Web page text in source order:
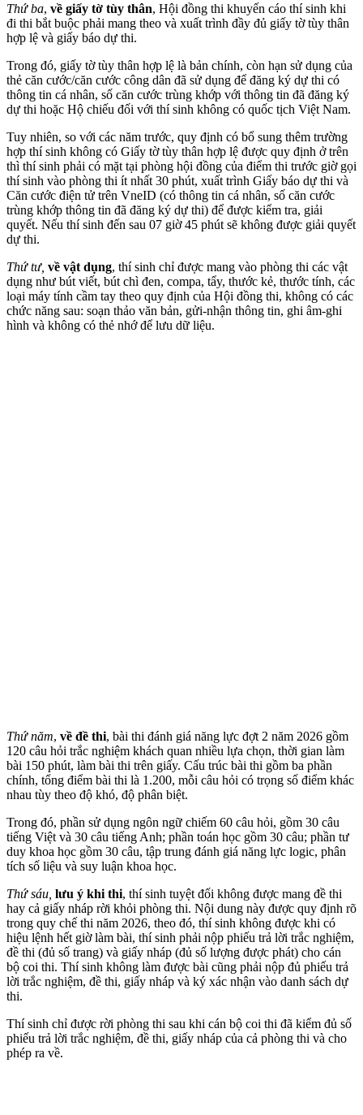
Thứ ba, về giấy tờ tùy thân, Hội đồng thi khuyến cáo thí sinh khi
đi thi bắt buộc phải mang theo và xuất trình đầy đủ giấy tờ tùy thân
hợp lệ và giấy báo dự thi.
Trong đó, giấy tờ tùy thân hợp lệ là bản chính, còn hạn sử dụng của
thẻ căn cước/căn cước công dân đã sử dụng để đăng ký dự thi có
thông tin cá nhân, số căn cước trùng khớp với thông tin đã đăng ký
dự thi hoặc Hộ chiếu đối với thí sinh không có quốc tịch Việt Nam.
Tuy nhiên, so với các năm trước, quy định có bổ sung thêm trường
hợp thí sinh không có Giấy tờ tùy thân hợp lệ được quy định ở trên
thì thí sinh phải có mặt tại phòng hội đồng của điểm thi trước giờ gọi
thí sinh vào phòng thi ít nhất 30 phút, xuất trình Giấy báo dự thi và
Căn cước điện tử trên VneID (có thông tin cá nhân, số căn cước
trùng khớp thông tin đã đăng ký dự thi) để được kiểm tra, giải
quyết. Nếu thí sinh đến sau 07 giờ 45 phút sẽ không được giải quyết
dự thi.
Thứ tư, về vật dụng, thí sinh chỉ được mang vào phòng thi các vật
dụng như bút viết, bút chì đen, compa, tẩy, thước kẻ, thước tính, các
loại máy tính cầm tay theo quy định của Hội đồng thi, không có các
chức năng sau: soạn thảo văn bản, gửi-nhận thông tin, ghi âm-ghi
hình và không có thẻ nhớ để lưu dữ liệu.
Thứ năm, về đề thi, bài thi đánh giá năng lực đợt 2 năm 2026 gồm
120 câu hỏi trắc nghiệm khách quan nhiều lựa chọn, thời gian làm
bài 150 phút, làm bài thi trên giấy. Cấu trúc bài thi gồm ba phần
chính, tổng điểm bài thi là 1.200, mỗi câu hỏi có trọng số điểm khác
nhau tùy theo độ khó, độ phân biệt.
Trong đó, phần sử dụng ngôn ngữ chiếm 60 câu hỏi, gồm 30 câu
tiếng Việt và 30 câu tiếng Anh; phần toán học gồm 30 câu; phần tư
duy khoa học gồm 30 câu, tập trung đánh giá năng lực logic, phân
tích số liệu và suy luận khoa học.
Thứ sáu, lưu ý khi thi, thí sinh tuyệt đối không được mang đề thi
hay cả giấy nháp rời khỏi phòng thi. Nội dung này được quy định rõ
trong quy chế thi năm 2026, theo đó, thí sinh không được khi có
hiệu lệnh hết giờ làm bài, thí sinh phải nộp phiếu trả lời trắc nghiệm,
đề thi (đủ số trang) và giấy nháp (đủ số lượng được phát) cho cán
bộ coi thi. Thí sinh không làm được bài cũng phải nộp đủ phiếu trả
lời trắc nghiệm, đề thi, giấy nháp và ký xác nhận vào danh sách dự
thi.
Thí sinh chỉ được rời phòng thi sau khi cán bộ coi thi đã kiểm đủ số
phiếu trả lời trắc nghiệm, đề thi, giấy nháp của cả phòng thi và cho
phép ra về.